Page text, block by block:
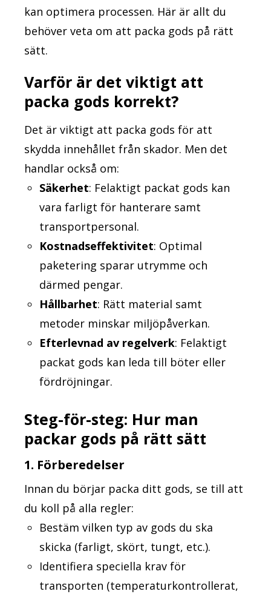
kan optimera processen. Här är allt du
behöver veta om att packa gods på rätt
sätt.
Varför är det viktigt att
packa gods korrekt?
Det är viktigt att packa gods för att
skydda innehållet från skador. Men det
handlar också om:
Säkerhet: Felaktigt packat gods kan
vara farligt för hanterare samt
transportpersonal.
Kostnadseffektivitet: Optimal
paketering sparar utrymme och
därmed pengar.
Hållbarhet: Rätt material samt
metoder minskar miljöpåverkan.
Efterlevnad av regelverk: Felaktigt
packat gods kan leda till böter eller
fördröjningar.
Steg-för-steg: Hur man
packar gods på rätt sätt
1. Förberedelser
Innan du börjar packa ditt gods, se till att
du koll på alla regler:
Bestäm vilken typ av gods du ska
skicka (farligt, skört, tungt, etc.).
Identifiera speciella krav för
transporten (temperaturkontrollerat,